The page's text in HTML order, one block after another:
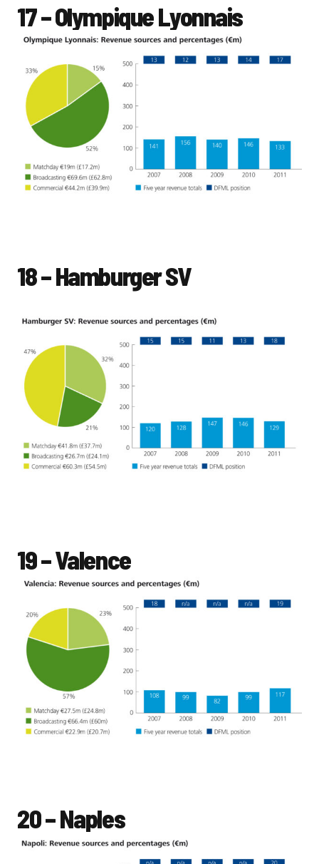
17 – Olympique Lyonnais
18 – Hamburger SV
19 – Valence
20 – Naples